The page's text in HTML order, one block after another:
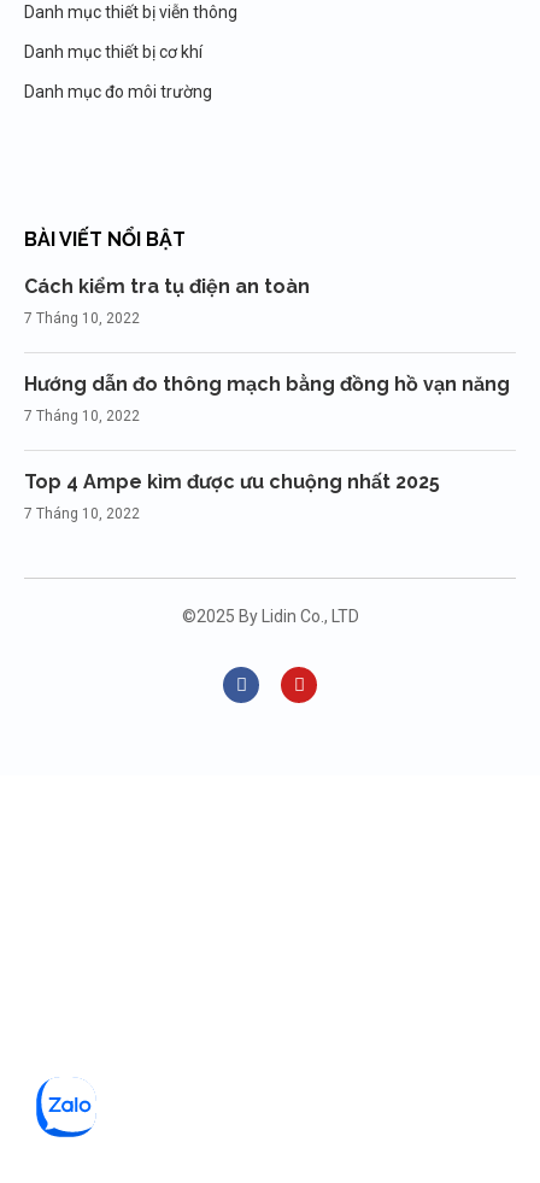
Danh mục thiết bị viễn thông
Danh mục thiết bị cơ khí
Danh mục đo môi trường
BÀI VIẾT NỔI BẬT
Cách kiểm tra tụ điện an toàn
7 Tháng 10, 2022
Hướng dẫn đo thông mạch bằng đồng hồ vạn năng
7 Tháng 10, 2022
Top 4 Ampe kìm được ưu chuộng nhất 2025
7 Tháng 10, 2022
©2025 By Lidin Co., LTD